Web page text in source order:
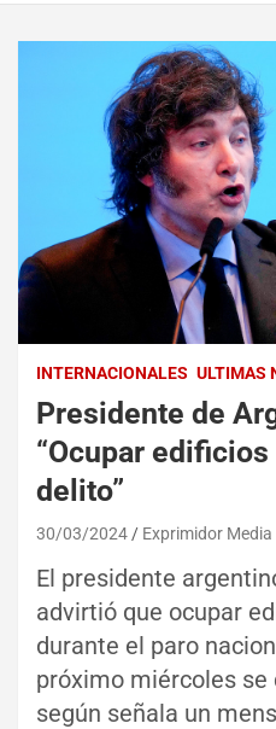
INTERNACIONALES ULTIMAS
Presidente de
“Ocupar
delito”
30/03/2024 Exprimidor Media
El presidente
advirtió que ocupar
durante el paro
próximo miércoles se
según señala un